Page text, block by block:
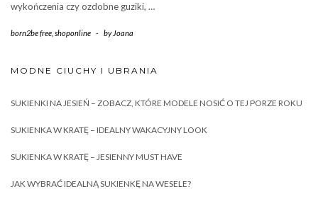
wykończenia czy ozdobne guziki, …
born2be free shoponline - by Joana
MODNE CIUCHY I UBRANIA
SUKIENKI NA JESIEŃ – ZOBACZ, KTÓRE MODELE NOSIĆ O TEJ PORZE ROKU
SUKIENKA W KRATĘ – IDEALNY WAKACYJNY LOOK
SUKIENKA W KRATĘ – JESIENNY MUST HAVE
JAK WYBRAĆ IDEALNĄ SUKIENKĘ NA WESELE?